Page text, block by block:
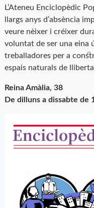
L’Ateneu Enciclopèdic
llargs anys d’absència
veure nèixer i créixer
voluntat de ser una eina
treballadores per a
espais naturals de
Reina Amàlia, 38
De dilluns a dissabte de